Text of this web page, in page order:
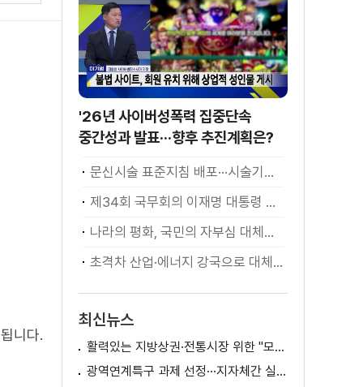
니다.
'26년 사이버성폭력 집중단속
중간성과 발표···향후 추진계획은?
문신시술 표준지침 배포···시술기구, 일회용 사용 후 폐기
제34회 국무회의 이재명 대통령 모두발언
나라의 평화, 국민의 자부심 대체불가 대한민국 이재명 대통령 모두말씀
초격차 산업·에너지 강국으로 대체불가 대한민국 이재명 대통령 모두말씀
최신뉴스
활력있는 지방상권·전통시장 위한 "모두의 상권 추진전략"
광역연계특구 과제 선정···지자체간 실증 협력 확대